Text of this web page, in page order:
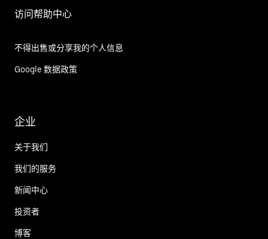
访问帮助中心
不得出售或分享我的个人信息
Google 数据政策
企业
关于我们
我们的服务
新闻中心
投资者
博客